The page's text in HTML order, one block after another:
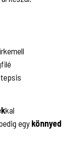
kal
egykönnyed